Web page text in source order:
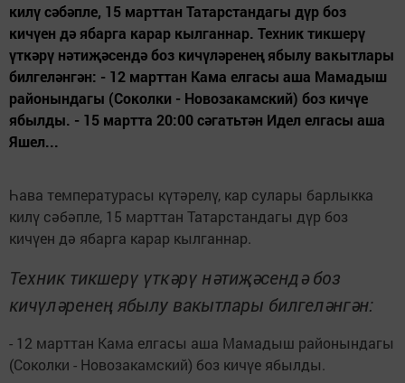
килү сәбәпле, 15 марттан Татарстандагы дүр боз
кичүен дә ябарга карар кылганнар. Техник тикшерү
үткәрү нәтиҗәсендә боз кичүләренең ябылу вакытлары
билгеләнгән: - 12 марттан Кама елгасы аша Мамадыш
районындагы (Соколки - Новозакамский) боз кичүе
ябылды. - 15 мартта 20:00 сәгатьтән Идел елгасы аша
Яшел...
Һава температурасы күтәрелү, кар сулары барлыкка
килү сәбәпле, 15 марттан Татарстандагы дүр боз
кичүен дә ябарга карар кылганнар.
Техник тикшерү үткәрү нәтиҗәсендә боз
кичүләренең ябылу вакытлары билгеләнгән:
- 12 марттан Кама елгасы аша Мамадыш районындагы
(Соколки - Новозакамский) боз кичүе ябылды.